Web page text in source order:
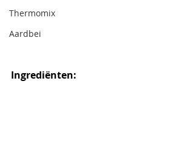
Thermomix
Aardbei
Ingrediënten: